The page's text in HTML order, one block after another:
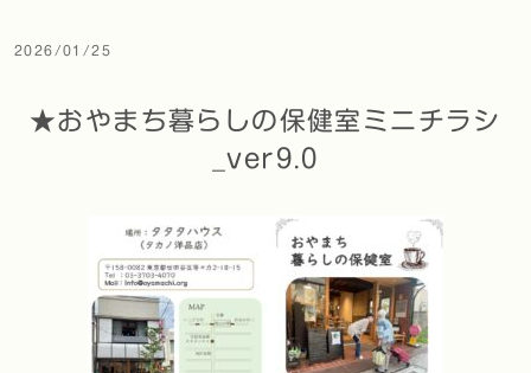
2026/01/25
★おやまち暮らしの保健室ミニチラシ
_ver9.0